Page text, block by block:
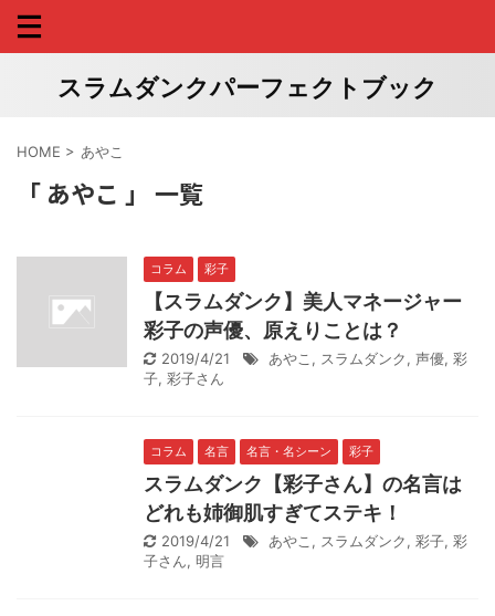
スラムダンクパーフェクトブック
HOME > あやこ
「 あやこ 」 一覧
コラム 彩子
【スラムダンク】美人マネージャー
彩子の声優、原えりことは？
2019/4/21 あやこ , スラムダンク, 声優, 彩
子, 彩子さん
コラム 名言 名言・名シーン 彩子
スラムダンク【彩子さん】の名言は
どれも姉御肌すぎてステキ！
2019/4/21 あやこ , スラムダンク, 彩子, 彩
子さん, 明言